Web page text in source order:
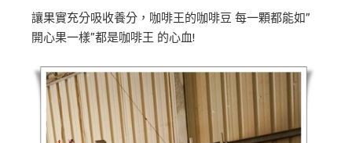
讓果實充分吸收養分，咖啡王的咖啡豆 每一顆都能如”
開心果一樣”都是咖啡王 的心血!